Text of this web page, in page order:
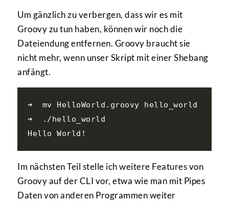
Um gänzlich zu verbergen, dass wir es mit
Groovy zu tun haben, können wir noch die
Dateiendung entfernen. Groovy braucht sie
nicht mehr, wenn unser Skript mit einer Shebang
anfängt.
➜  mv HelloWorld.groovy hello_world
➜  ./hello_world
Im nächsten Teil stelle ich weitere Features von
Groovy auf der CLI vor, etwa wie man mit Pipes
Daten von anderen Programmen weiter